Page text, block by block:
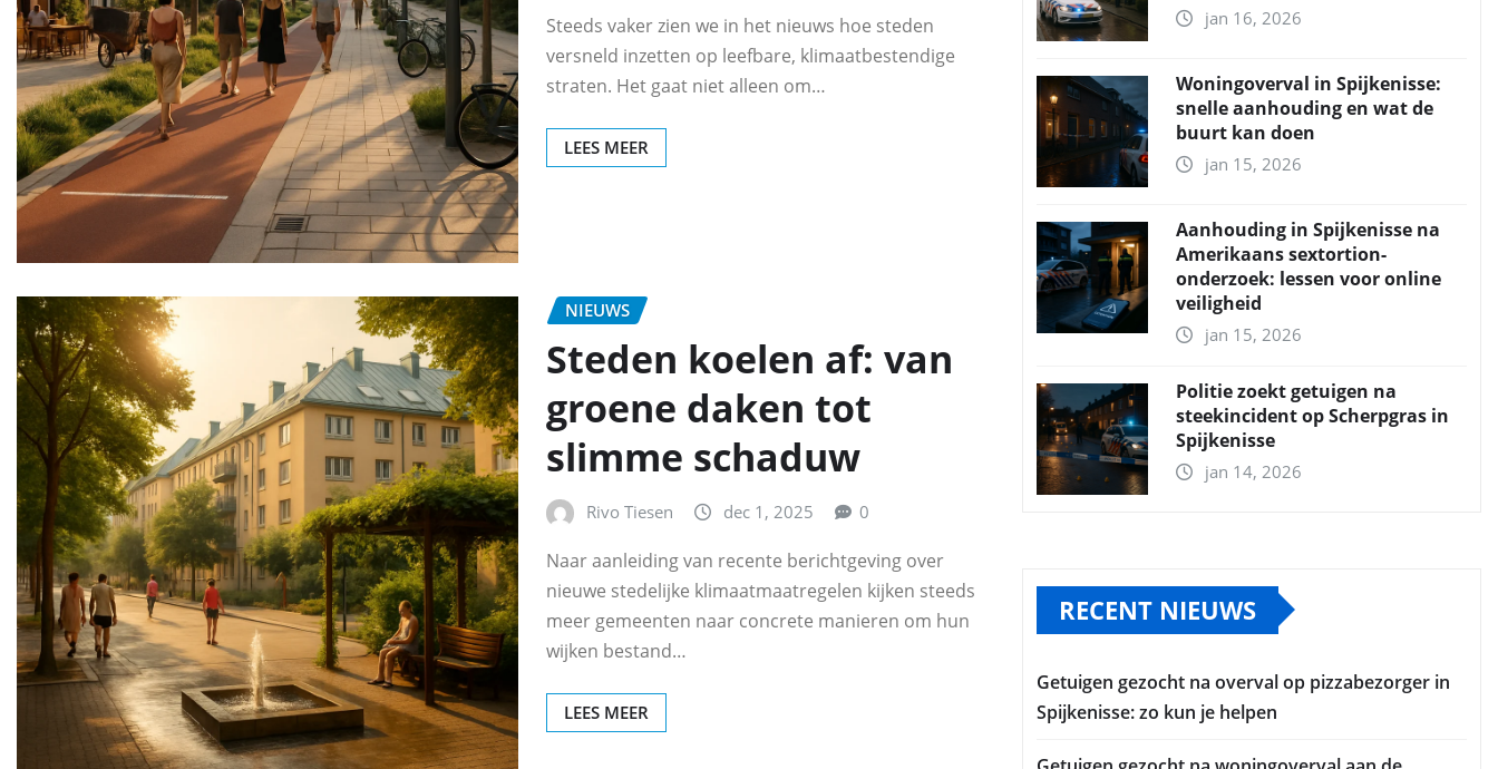
Steeds vaker zien we in het nieuws hoe steden
versneld inzetten op leefbare, klimaatbestendige
straten. Het gaat niet alleen om…
LEES MEER
NIEUWS
Steden koelen af: van
groene daken tot
slimme schaduw
Rivo Tiesen dec 1, 2025 0
Naar aanleiding van recente berichtgeving over
nieuwe stedelijke klimaatmaatregelen kijken steeds
meer gemeenten naar concrete manieren om hun
wijken bestand…
LEES MEER
jan 16, 2026
Woningoverval in Spijkenisse:
snelle aanhouding en wat de
buurt kan doen
jan 15, 2026
Aanhouding in Spijkenisse na
Amerikaans sextortion-
onderzoek: lessen voor online
veiligheid
jan 15, 2026
Politie zoekt getuigen na
steekincident op Scherpgras in
Spijkenisse
jan 14, 2026
RECENT NIEUWS
Getuigen gezocht na overval op pizzabezorger in
Spijkenisse: zo kun je helpen